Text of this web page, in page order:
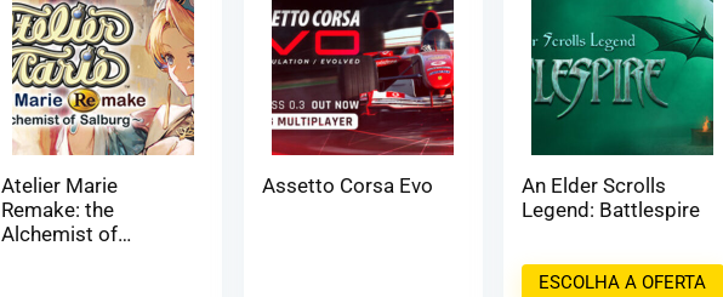
Atelier Marie
Remake: the
Alchemist of
Assetto Corsa Evo
An Elder Scrolls
Legend: Battlespire
ESCOLHA A OFERTA